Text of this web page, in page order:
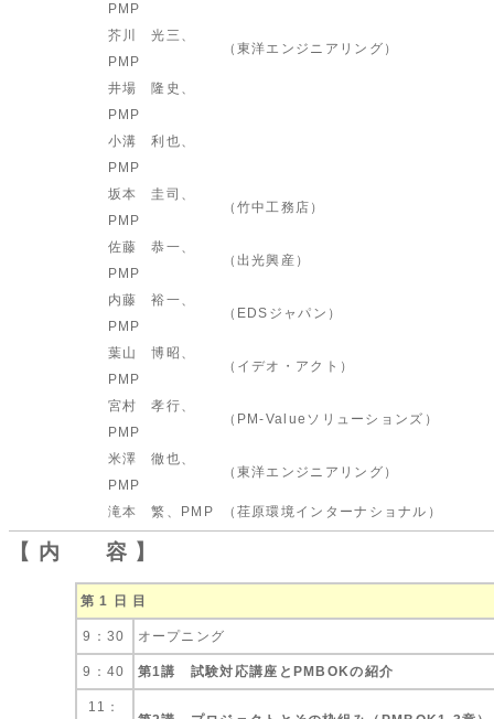
PMP
芥川 光三、
PMP
（東洋エンジニアリング）
井場 隆史、
PMP
小溝 利也、
PMP
坂本 圭司、
PMP
（竹中工務店）
佐藤 恭一、
PMP
（出光興産）
内藤 裕一、
PMP
（EDSジャパン）
葉山 博昭、
PMP
（イデオ・アクト）
宮村 孝行、
PMP
（PM-Valueソリューションズ）
米澤 徹也、
PMP
（東洋エンジニアリング）
滝本 繁、PMP （荏原環境インターナショナル）
【 内 容 】
第 1 日 目
9：30 オープニング
9：40 第1講 試験対応講座とPMBOKの紹介
11：